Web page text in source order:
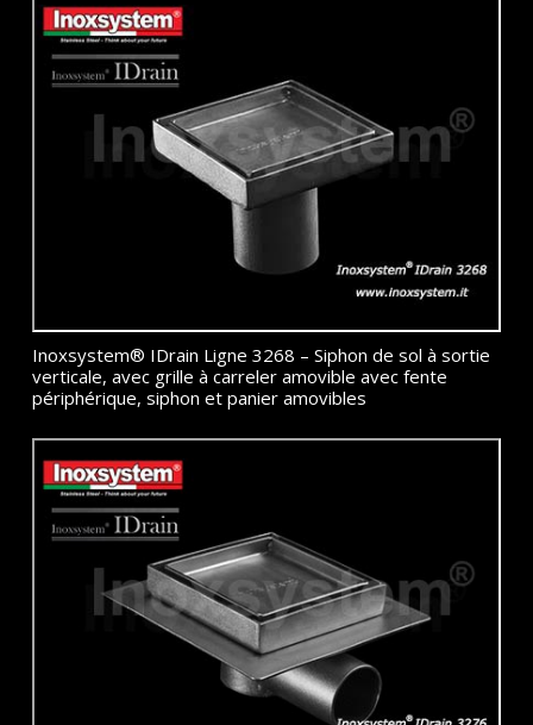
Inoxsystem® IDrain Ligne 3268 – Siphon de sol à sortie
verticale, avec grille à carreler amovible avec fente
périphérique, siphon et panier amovibles